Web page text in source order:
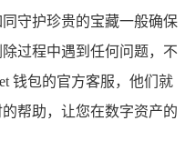
守护珍贵的宝藏一般确保
过程中遇到任何问题，不
钱包的官方客服，他们就
帮助，让您在数字资产的